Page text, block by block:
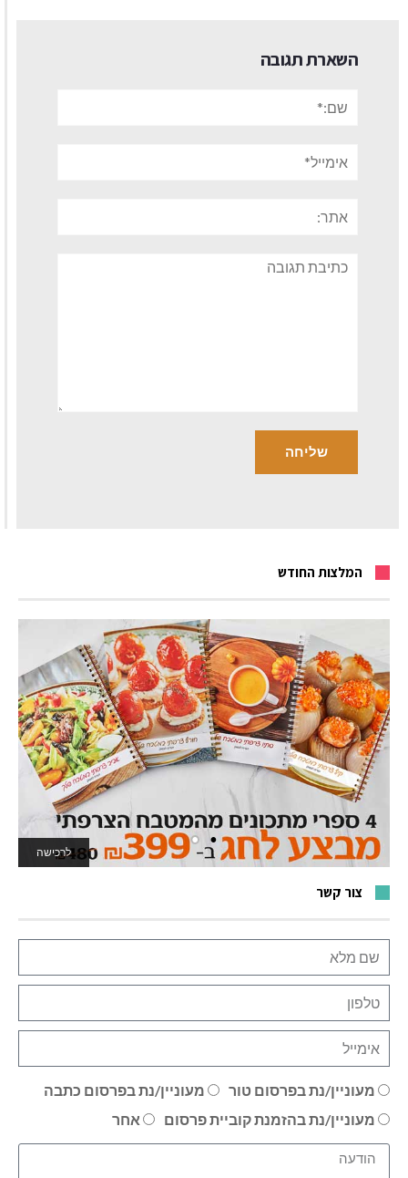
השארת תגובה
תגובה
המלצות החודש
לרכישה
לאתר המשחקים
צור קשר
מעוניין/נת בפרסום טור
מעוניין/נת בפרסום כתבה
מעוניין/נת בהזמנת קוביית פרסום
אחר